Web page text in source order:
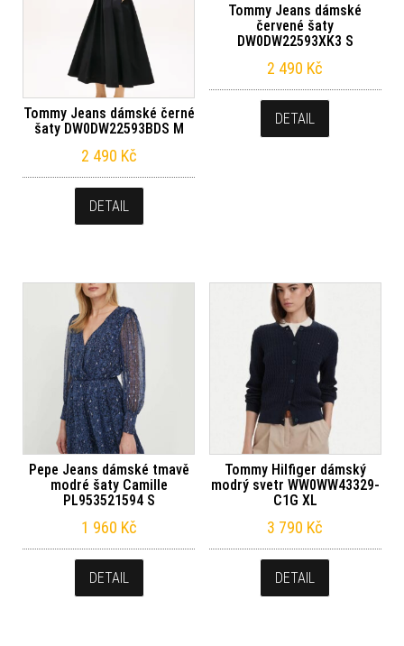
Tommy Jeans dámské černé
šaty DW0DW22593BDS M
2 490 Kč
DETAIL
Tommy Jeans dámské
červené šaty
DW0DW22593XK3 S
2 490 Kč
DETAIL
Pepe Jeans dámské tmavě
modré šaty Camille
PL953521594 S
1 960 Kč
DETAIL
Tommy Hilfiger dámský
modrý svetr WW0WW43329-
C1G XL
3 790 Kč
DETAIL